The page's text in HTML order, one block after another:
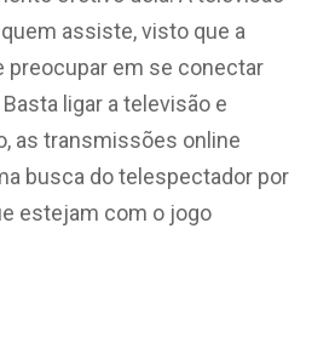
assiste, visto que a
preocupar em se conectar
ligar a televisão e
as transmissões online
busca do telespectador por
estejam com o jogo